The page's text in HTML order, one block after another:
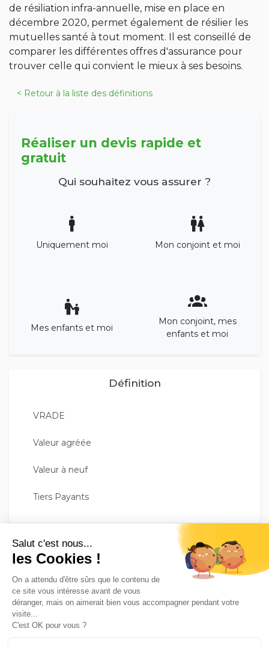
de résiliation infra-annuelle, mise en place en
décembre 2020, permet également de résilier les
mutuelles santé à tout moment. Il est conseillé de
comparer les différentes offres d'assurance pour
trouver celle qui convient le mieux à ses besoins.
< Retour à la liste des définitions
Réaliser un devis rapide et
gratuit
Qui souhaitez vous assurer ?
Uniquement moi Mon conjoint et moi
Mes enfants et moi
Mon conjoint, mes
enfants et moi
Définition
VRADE
Valeur agréée
Valeur à neuf
Tiers Payants
GESCO ASSURE VOTRE TRANQUILITÉ !
Avec plus de 35 000 assurés, le groupe Gesco Assurances
est un véritable expert en complémentaire santé. Nos